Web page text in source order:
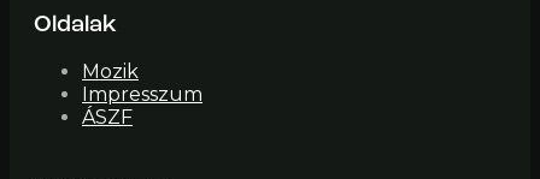
Oldalak
Mozik
Impresszum
ÁSZF